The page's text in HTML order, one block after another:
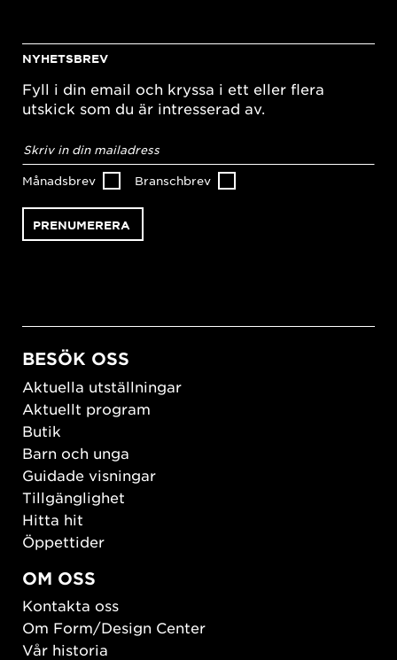
NYHETSBREV
Fyll i din email och kryssa i ett eller flera
utskick som du är intresserad av.
postadress*
Månadsbrev Branschbrev
BESÖK OSS
Aktuella utställningar
Aktuellt program
Butik
Barn och unga
Guidade visningar
Tillgänglighet
Hitta hit
Öppettider
OM OSS
Kontakta oss
Om Form/Design Center
Vår historia